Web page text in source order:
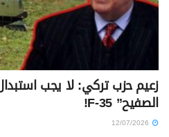
الصفيح” F-35!